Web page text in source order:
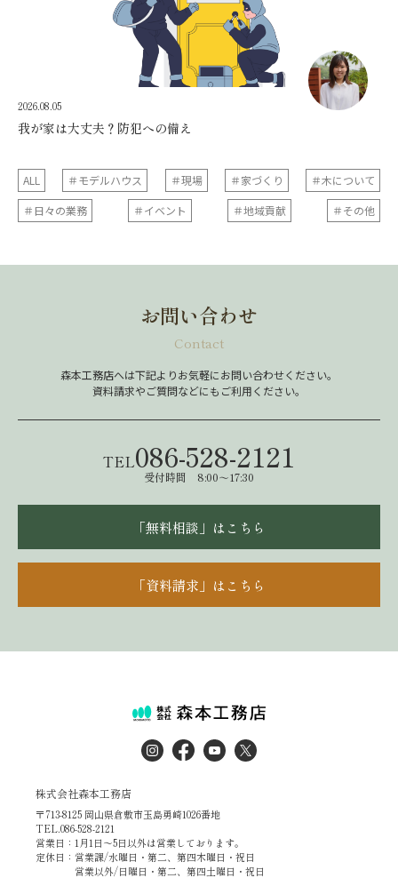
2026.08.05
我が家は大丈夫？防犯への備え
ALL ＃モデルハウス ＃現場 ＃家づくり
＃木について
＃日々の業務
＃イベント ＃地域貢献 ＃その他
お問い合わせ
Contact
森本工務店へは下記よりお気軽にお問い合わせください。
資料請求やご質問などにもご利用ください。
TEL086-528-2121
受付時間 8:00～17:30
「無料相談」はこちら
「資料請求」はこちら
株式会社森本工務店
〒713-8125 岡山県倉敷市玉島勇崎1026番地
TEL.086-528-2121
営業日：1月1日～5日以外は営業しております。
定休日：営業課/水曜日・第二、第四木曜日・祝日
営業以外/日曜日・第二、第四土曜日・祝日